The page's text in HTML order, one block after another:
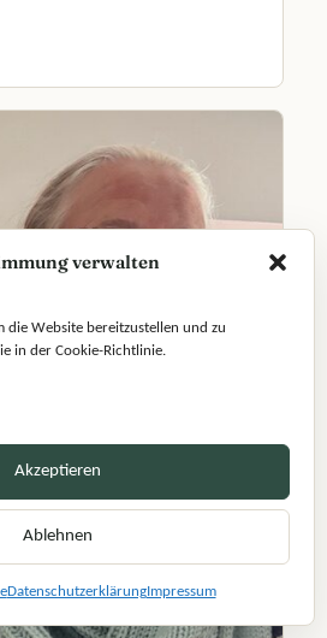
verwalten
die Website bereitzustellen und zu
in der Cookie-Richtlinie.
Akzeptieren
Ablehnen
DatenschutzerklärungImpressum